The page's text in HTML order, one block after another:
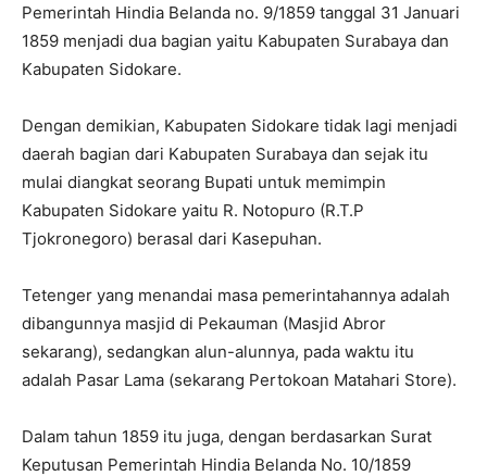
Pemerintah Hindia Belanda no. 9/1859 tanggal 31 Januari
1859 menjadi dua bagian yaitu Kabupaten Surabaya dan
Kabupaten Sidokare.
Dengan demikian, Kabupaten Sidokare tidak lagi menjadi
daerah bagian dari Kabupaten Surabaya dan sejak itu
mulai diangkat seorang Bupati untuk memimpin
Kabupaten Sidokare yaitu R. Notopuro (R.T.P
Tjokronegoro) berasal dari Kasepuhan.
Tetenger yang menandai masa pemerintahannya adalah
dibangunnya masjid di Pekauman (Masjid Abror
sekarang), sedangkan alun-alunnya, pada waktu itu
adalah Pasar Lama (sekarang Pertokoan Matahari Store).
Dalam tahun 1859 itu juga, dengan berdasarkan Surat
Keputusan Pemerintah Hindia Belanda No. 10/1859